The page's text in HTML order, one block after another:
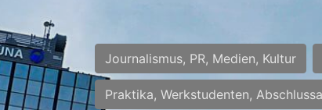
Journalismus, PR, Medien, Kultur
Praktika, Werkstudenten,